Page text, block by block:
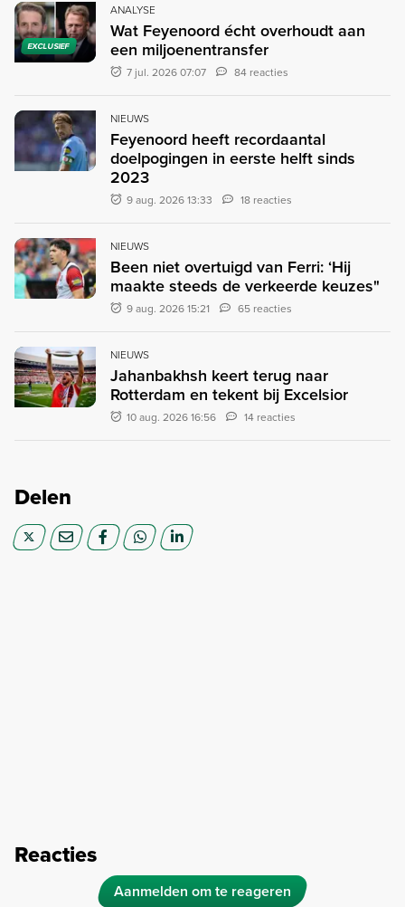
EXCLUSIEF
ANALYSE
Wat Feyenoord écht overhoudt aan
een miljoenentransfer
7 jul. 2026 07:07 84 reacties
NIEUWS
Feyenoord heeft recordaantal
doelpogingen in eerste helft sinds
2023
9 aug. 2026 13:33 18 reacties
NIEUWS
Been niet overtuigd van Ferri: ‘Hij
maakte steeds de verkeerde keuzes"
9 aug. 2026 15:21 65 reacties
NIEUWS
Jahanbakhsh keert terug naar
Rotterdam en tekent bij Excelsior
10 aug. 2026 16:56 14 reacties
Delen
Reacties
Aanmelden om te reageren